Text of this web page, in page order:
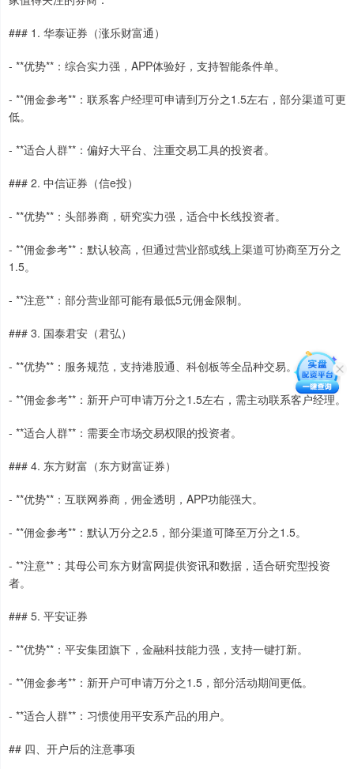
### 1. 华泰证券（涨乐财富通）
- **优势**：综合实力强，APP体验好，支持智能条件单。
- **佣金参考**：联系客户经理可申请到万分之1.5左右，部分渠道可更
低。
- **适合人群**：偏好大平台、注重交易工具的投资者。
### 2. 中信证券（信e投）
- **优势**：头部券商，研究实力强，适合中长线投资者。
- **佣金参考**：默认较高，但通过营业部或线上渠道可协商至万分之
1.5。
- **注意**：部分营业部可能有最低5元佣金限制。
### 3. 国泰君安（君弘）
- **优势**：服务规范，支持港股通、科创板等全品种交易。
- **佣金参考**：新开户可申请万分之1.5左右，需主动联系客户经理。
- **适合人群**：需要全市场交易权限的投资者。
### 4. 东方财富（东方财富证券）
- **优势**：互联网券商，佣金透明，APP功能强大。
- **佣金参考**：默认万分之2.5，部分渠道可降至万分之1.5。
- **注意**：其母公司东方财富网提供资讯和数据，适合研究型投资
者。
### 5. 平安证券
- **优势**：平安集团旗下，金融科技能力强，支持一键打新。
- **佣金参考**：新开户可申请万分之1.5，部分活动期间更低。
- **适合人群**：习惯使用平安系产品的用户。
## 四、开户后的注意事项